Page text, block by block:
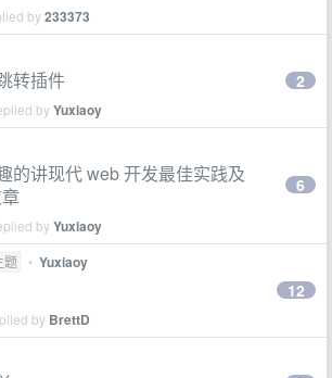
by233373
转插件
byYuxiaoy
2
的讲现代 web 开发最佳实践及
byYuxiaoy
6
题 • Yuxiaoy
by BrettD
12